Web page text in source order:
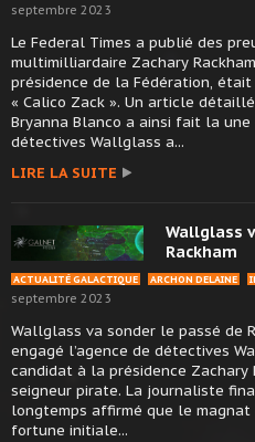
septembre 2023
Le Federal Times a publié des
multimilliardaire Zachary
présidence de la Fédération,
« Calico Zack ». Un article
Bryanna Blanco a ainsi fait la une
détectives Wallglass a...
LIRE LA SUITE
Wallglass
Rackham
ACTUALITÉ GALACTIQUE ARCHON DELAINE
septembre 2023
Wallglass va sonder le passé de
engagé l’agence de détectives
candidat à la présidence
seigneur pirate. La journaliste
longtemps affirmé que le
fortune initiale...